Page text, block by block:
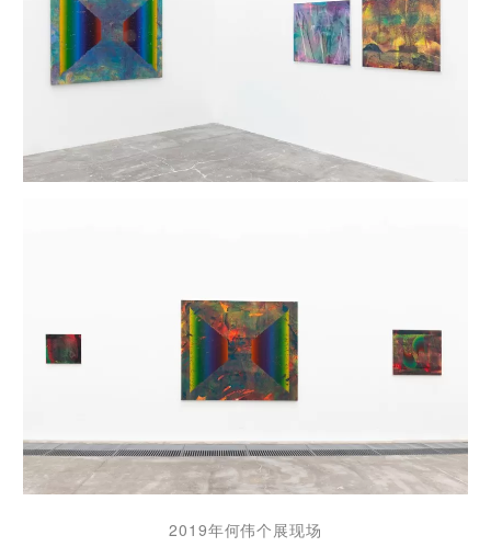
2019年何伟个展现场